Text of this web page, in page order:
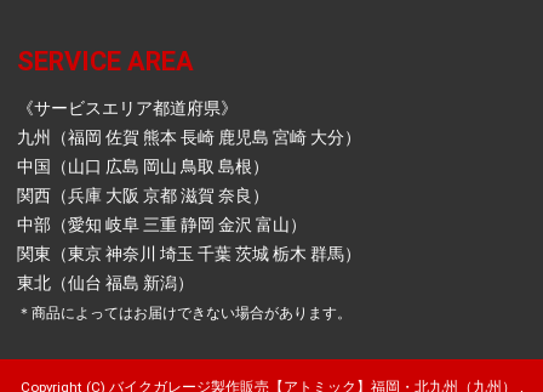
SERVICE AREA
《サービスエリア都道府県》
九州（福岡 佐賀 熊本 長崎 鹿児島 宮崎 大分）
中国（山口 広島 岡山 鳥取 島根）
関西（兵庫 大阪 京都 滋賀 奈良）
中部（愛知 岐阜 三重 静岡 金沢 富山）
関東（東京 神奈川 埼玉 千葉 茨城 栃木 群馬）
東北（仙台 福島 新潟）
＊商品によってはお届けできない場合があります。
Copyright (C) バイクガレージ製作販売【アトミック】福岡・北九州（九州） ,